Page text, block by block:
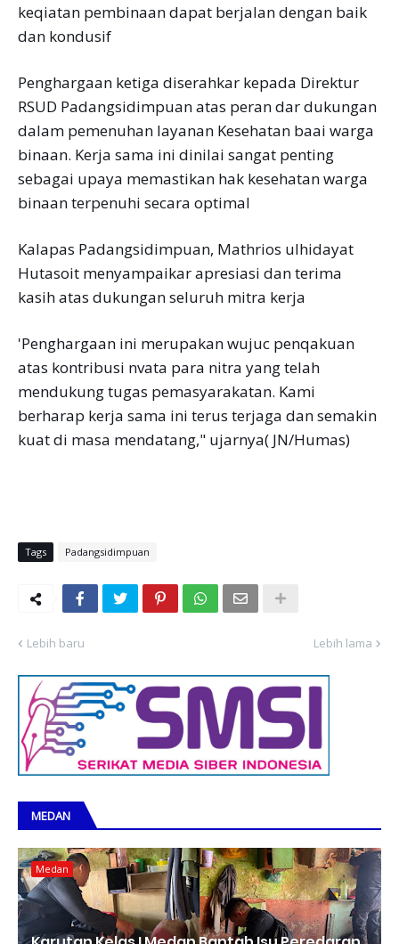
keqiatan pembinaan dapat berjalan dengan baik
dan kondusif
Penghargaan ketiga diserahkar kepada Direktur
RSUD Padangsidimpuan atas peran dar dukungan
dalam pemenuhan layanan Kesehatan baai warga
binaan. Kerja sama ini dinilai sangat penting
sebagai upaya memastikan hak kesehatan warga
binaan terpenuhi secara optimal
Kalapas Padangsidimpuan, Mathrios ulhidayat
Hutasoit menyampaikar apresiasi dan terima
kasih atas dukungan seluruh mitra kerja
'Penghargaan ini merupakan wujuc penqakuan
atas kontribusi nvata para nitra yang telah
mendukung tugas pemasyarakatan. Kami
berharap kerja sama ini terus terjaga dan semakin
kuat di masa mendatang," ujarnya( JN/Humas)
Tags Padangsidimpuan
Lebih baru Lebih lama
MEDAN
Medan